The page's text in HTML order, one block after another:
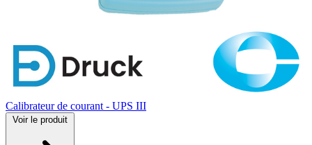
Calibrateur de courant - UPS III
Voir le produit